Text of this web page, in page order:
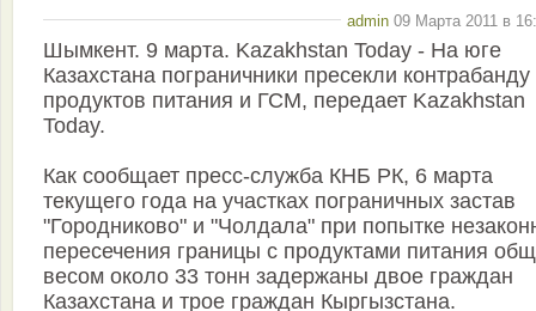
admin 09 Марта 2011 в
Шымкент. 9 марта. Kazakhstan Today - На юге
Казахстана пограничники пресекли контрабанду
продуктов питания и ГСМ, передает Kazakhstan
Today.
Как сообщает пресс-служба КНБ РК, 6 марта
текущего года на участках пограничных застав
"Городниково" и "Чолдала" при попытке
пересечения границы с продуктами питания
весом около 33 тонн задержаны двое граждан
Казахстана и трое граждан Кыргызстана.